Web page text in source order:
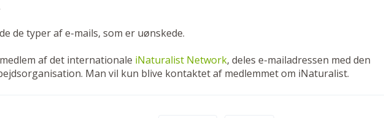
de typer af e-mails, som er uønskede.
af det internationale iNaturalist Network, deles e-mailadressen med den
Man vil kun blive kontaktet af medlemmet om iNaturalist.